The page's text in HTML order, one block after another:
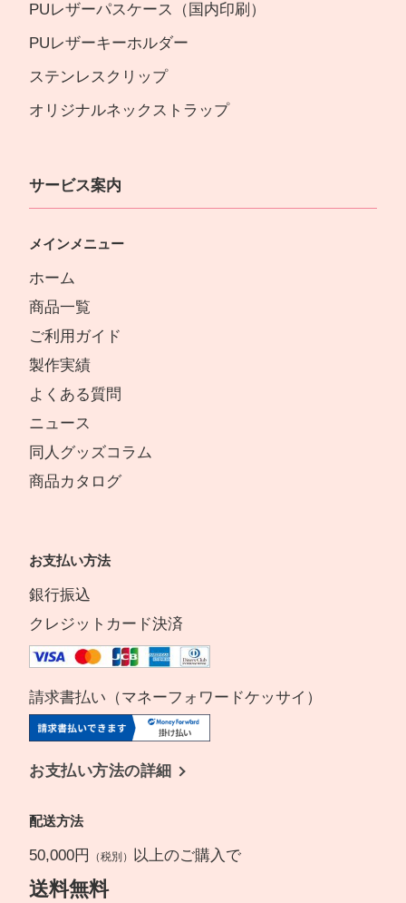
PUレザーパスケース（国内印刷）
PUレザーキーホルダー
ステンレスクリップ
オリジナルネックストラップ
サービス案内
メインメニュー
ホーム
商品一覧
ご利用ガイド
製作実績
よくある質問
ニュース
同人グッズコラム
商品カタログ
お支払い方法
銀行振込
クレジットカード決済
請求書払い（マネーフォワードケッサイ）
お支払い方法の詳細
配送方法
50,000円 （税別） 以上のご購入で
送料無料